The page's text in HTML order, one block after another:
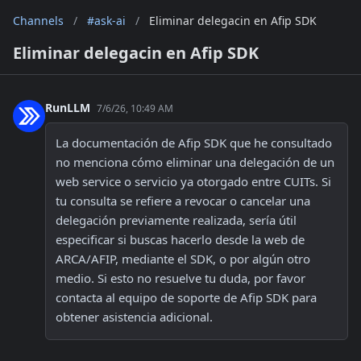
Channels / #ask-ai / Eliminar delegacin en Afip SDK
Eliminar delegacin en Afip SDK
RunLLM 7/6/26, 10:49 AM
La documentación de Afip SDK que he consultado
no menciona cómo eliminar una delegación de un
web service o servicio ya otorgado entre CUITs. Si
tu consulta se refiere a revocar o cancelar una
delegación previamente realizada, sería útil
especificar si buscas hacerlo desde la web de
ARCA/AFIP, mediante el SDK, o por algún otro
medio. Si esto no resuelve tu duda, por favor
contacta al equipo de soporte de Afip SDK para
obtener asistencia adicional.